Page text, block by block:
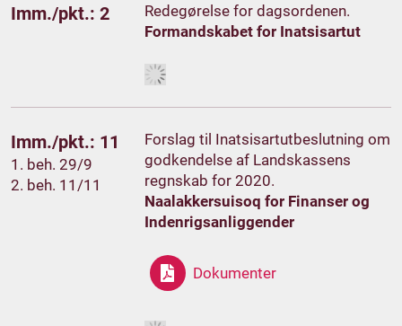
Imm./pkt.: 2
Redegørelse for dagsordenen.
Formandskabet for Inatsisartut
Imm./pkt.: 11
1. beh. 29/9
2. beh. 11/11
Forslag til Inatsisartutbeslutning om
godkendelse af Landskassens
regnskab for 2020.
Naalakkersuisoq for Finanser og
Indenrigsanliggender
Dokumenter